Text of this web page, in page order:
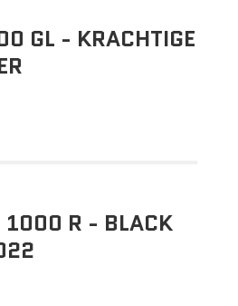
GL - KRACHTIGE
1000 R - BLACK